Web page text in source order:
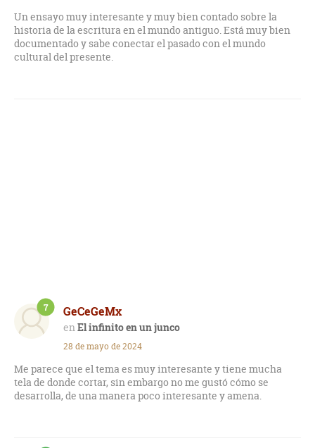
Un ensayo muy interesante y muy bien contado sobre la
historia de la escritura en el mundo antiguo. Está muy bien
documentado y sabe conectar el pasado con el mundo
cultural del presente.
GeCeGeMx
El infinito en un junco
7
28 de mayo de 2024
Me parece que el tema es muy interesante y tiene mucha
tela de donde cortar, sin embargo no me gustó cómo se
desarrolla, de una manera poco interesante y amena.